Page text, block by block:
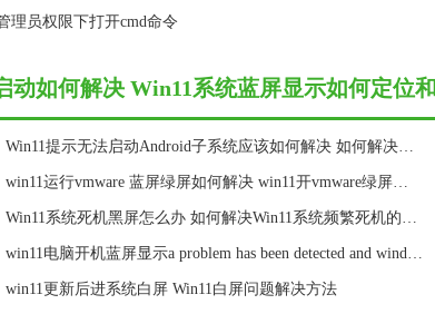
理员权限下打开cmd命令
如何解决 Win11系统蓝屏显示如何定位和
Win11提示无法启动Android子系统应该如何解决 如何解决Win11无法启动适用于Android的Windows子系统的问题
win11运行vmware 蓝屏绿屏如何解决 win11开vmware绿屏问题解决方法
Win11系统死机黑屏怎么办 如何解决Win11系统频繁死机的问题
win11电脑开机蓝屏显示a problem has been detected and windows怎么解决 Win11电脑开机蓝屏显示a problem has been detected and windows怎么解决方法
win11更新后进系统白屏 Win11白屏问题解决方法